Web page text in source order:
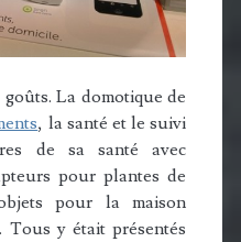
La domotique de
, la santé et le suivi
de sa santé avec
pour plantes de
pour la maison
Tous y était présentés